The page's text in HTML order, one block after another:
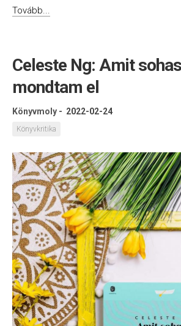
Tovább...
Celeste Ng: Amit
mondtam el
Könyvmoly - 2022-02-24
Könyvkritika